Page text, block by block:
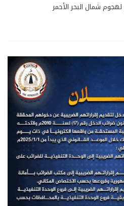
شمال البحر الأحمر